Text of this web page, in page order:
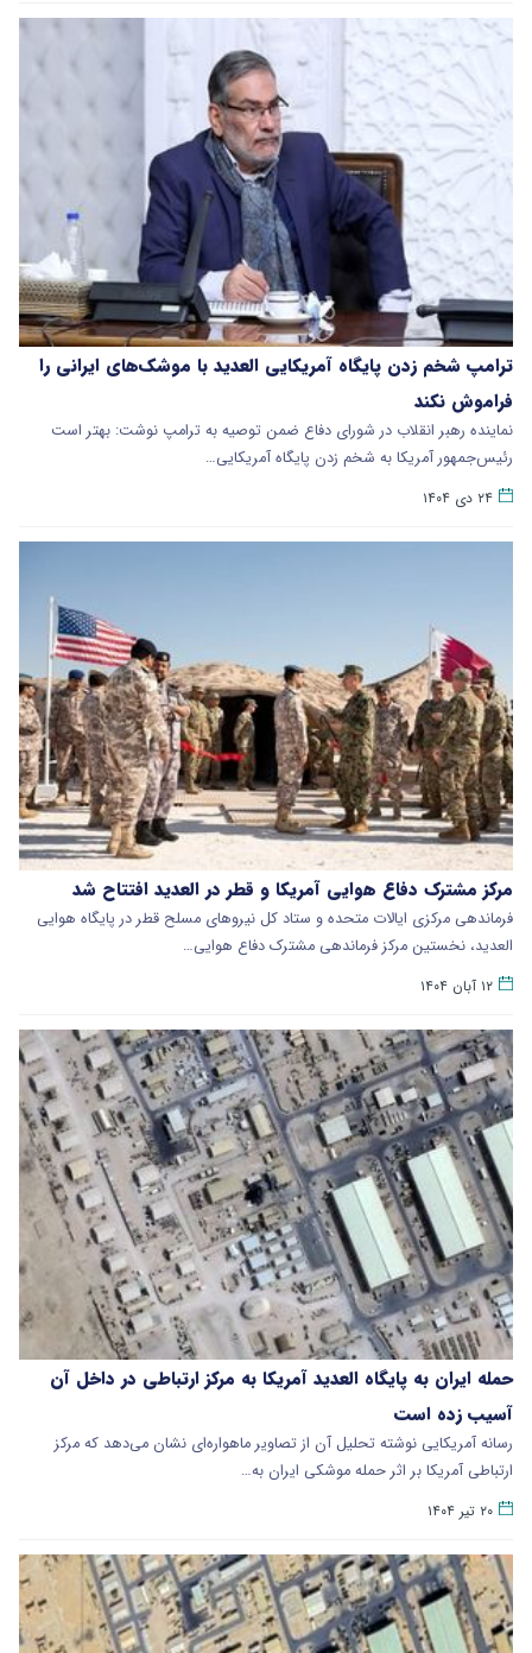
ترامپ شخم زدن پایگاه آمریکایی العدید با موشک‌های ایرانی را
فراموش نکند
نماینده رهبر انقلاب در شورای دفاع ضمن توصیه به ترامپ نوشت: بهتر است
رئیس‌جمهور آمریکا به شخم زدن پایگاه آمریکایی…
۲۴ دی ۱۴۰۴
مرکز مشترک دفاع هوایی آمریکا و قطر در العدید افتتاح شد
فرماندهی مرکزی ایالات متحده و ستاد کل نیروهای مسلح قطر در پایگاه هوایی
العدید، نخستین مرکز فرماندهی مشترک دفاع هوایی…
۱۲ آبان ۱۴۰۴
حمله ایران به پایگاه العدید آمریکا به مرکز ارتباطی در داخل آن
آسیب زده است
رسانه آمریکایی نوشته تحلیل آن از تصاویر ماهواره‌ای نشان می‌دهد که مرکز
ارتباطی آمریکا بر اثر حمله موشکی ایران به…
۲۰ تیر ۱۴۰۴